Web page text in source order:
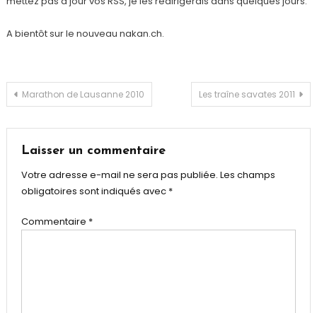
A bientôt sur le nouveau nakan.ch.
Navigation
de
l’article
Marathon de Lausanne 2010 Les traîne savates 2011
Laisser un commentaire
Votre adresse e-mail ne sera pas publiée. Les champs
obligatoires sont indiqués avec *
Commentaire *